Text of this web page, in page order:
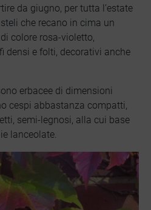
da giugno, per tutta l’estate
che recano in cima un
colore rosa-violetto,
densi e folti, decorativi anche
erbacee di dimensioni
cespi abbastanza compatti,
semi-legnosi, alla cui base
lanceolate.